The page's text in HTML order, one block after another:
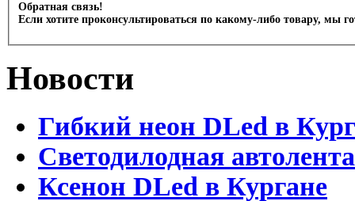
Обратная связь!
Если хотите проконсультироваться по какому-либо товару, мы
Новости
Гибкий неон DLed в
Светодилодная
Ксенон DLed в Кургане